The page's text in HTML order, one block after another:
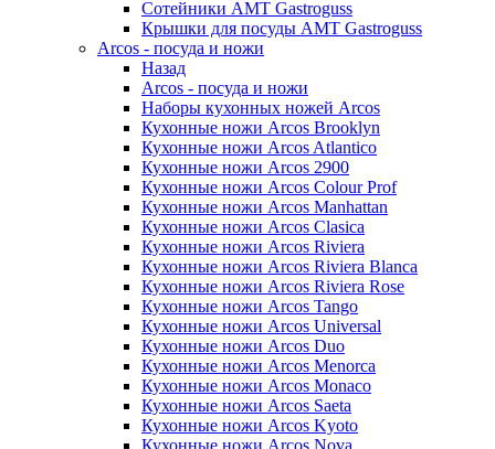
Сотейники AMT Gastroguss
Крышки для посуды AMT Gastroguss
Arcos - посуда и ножи
Назад
Arcos - посуда и ножи
Наборы кухонных ножей Arcos
Кухонные ножи Arcos Brooklyn
Кухонные ножи Arcos Atlantico
Кухонные ножи Arcos 2900
Кухонные ножи Arcos Colour Prof
Кухонные ножи Arcos Manhattan
Кухонные ножи Arcos Clasica
Кухонные ножи Arcos Riviera
Кухонные ножи Arcos Riviera Blanca
Кухонные ножи Arcos Riviera Rose
Кухонные ножи Arcos Tango
Кухонные ножи Arcos Universal
Кухонные ножи Arcos Duo
Кухонные ножи Arcos Menorca
Кухонные ножи Arcos Monaco
Кухонные ножи Arcos Saeta
Кухонные ножи Arcos Kyoto
Кухонные ножи Arcos Nova